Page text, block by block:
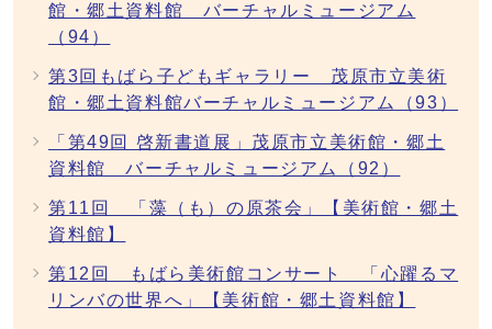
館・郷土資料館 バーチャルミュージアム
（94）
第3回もばら子どもギャラリー 茂原市立美術
館・郷土資料館バーチャルミュージアム（93）
「第49回 啓新書道展」茂原市立美術館・郷土
資料館 バーチャルミュージアム（92）
第11回 「藻（も）の原茶会」【美術館・郷土
資料館】
第12回 もばら美術館コンサート 「心躍るマ
リンバの世界へ」【美術館・郷土資料館】